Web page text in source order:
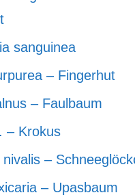
sanguinea
– Fingerhut
– Faulbaum
– Krokus
–
– Upasbaum